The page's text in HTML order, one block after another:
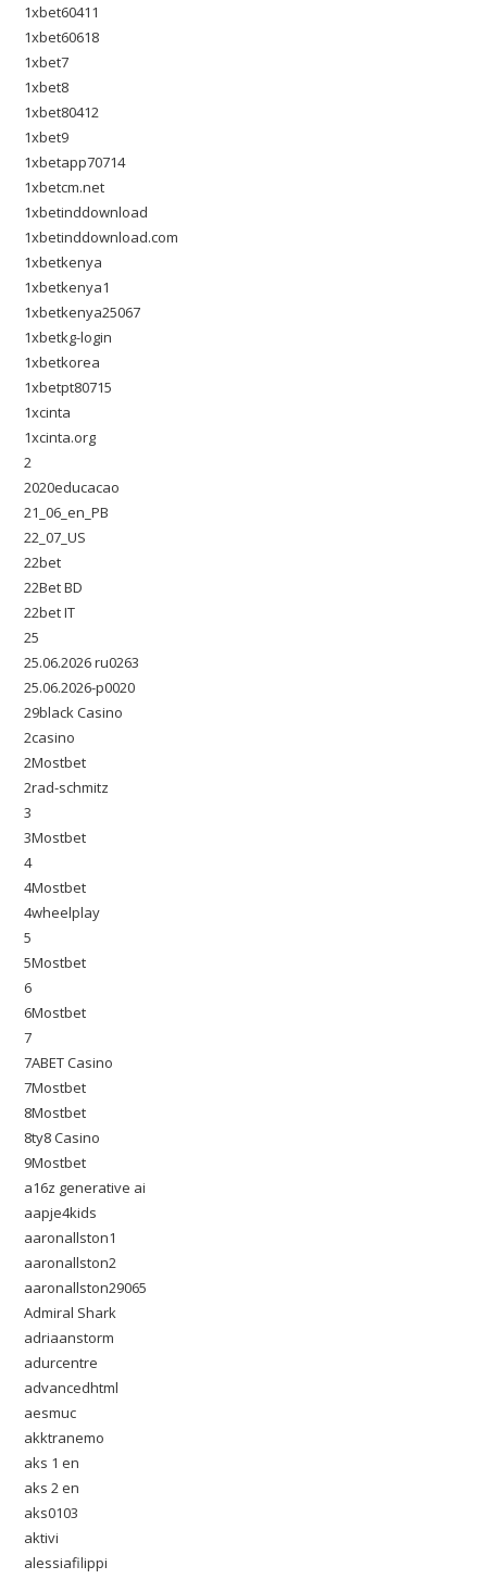
1xbet60411
1xbet60618
1xbet7
1xbet8
1xbet80412
1xbet9
1xbetapp70714
1xbetcm.net
1xbetinddownload
1xbetinddownload.com
1xbetkenya
1xbetkenya1
1xbetkenya25067
1xbetkg-login
1xbetkorea
1xbetpt80715
1xcinta
1xcinta.org
2
2020educacao
21_06_en_PB
22_07_US
22bet
22Bet BD
22bet IT
25
25.06.2026 ru0263
25.06.2026-p0020
29black Casino
2casino
2Mostbet
2rad-schmitz
3
3Mostbet
4
4Mostbet
4wheelplay
5
5Mostbet
6
6Mostbet
7
7ABET Casino
7Mostbet
8Mostbet
8ty8 Casino
9Mostbet
a16z generative ai
aapje4kids
aaronallston1
aaronallston2
aaronallston29065
Admiral Shark
adriaanstorm
adurcentre
advancedhtml
aesmuc
akktranemo
aks 1 en
aks 2 en
aks0103
aktivi
alessiafilippi